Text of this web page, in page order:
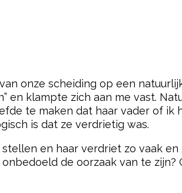
onze scheiding op een
en klampte zich aan me vast.
te maken dat haar vader of ik
is dat ze verdrietig was.
en haar verdriet zo vaak en
de oorzaak van te zijn?